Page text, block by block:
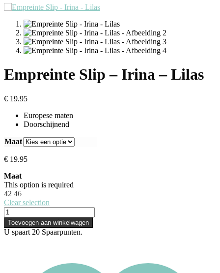
Empreinte Slip – Irina – Lilas
€ 19.95
Europese maten
Doorschijnend
Maat
€ 19.95
Maat
This option is required
42 46
Clear selection
Toevoegen aan winkelwagen
U spaart 20 Spaarpunten.